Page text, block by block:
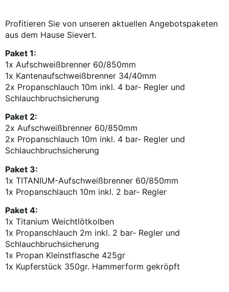
Profitieren Sie von unseren aktuellen Angebotspaketen
aus dem Hause Sievert.
Paket 1:
1x Aufschweißbrenner 60/850mm
1x Kantenaufschweißbrenner 34/40mm
2x Propanschlauch 10m inkl. 4 bar- Regler und
Schlauchbruchsicherung
Paket 2:
2x Aufschweißbrenner 60/850mm
2x Propanschlauch 10m inkl. 4 bar- Regler und
Schlauchbruchsicherung
Paket 3:
1x TITANIUM-Aufschweißbrenner 60/850mm
1x Propanschlauch 10m inkl. 2 bar- Regler
Paket 4:
1x Titanium Weichtlötkolben
1x Propanschlauch 2m inkl. 2 bar- Regler und
Schlauchbruchsicherung
1x Propan Kleinstflasche 425gr
1x Kupferstück 350gr. Hammerform gekröpft